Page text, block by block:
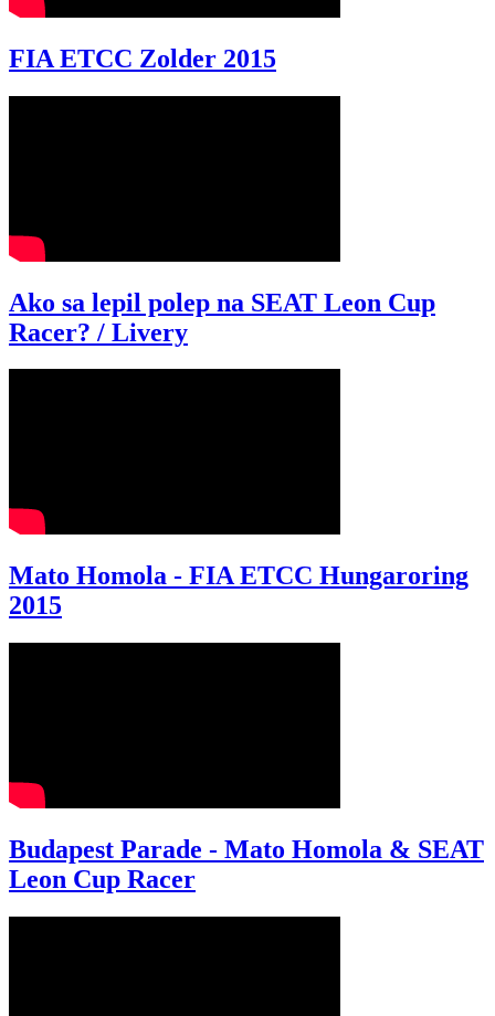
FIA ETCC Zolder 2015
Ako sa lepil polep na SEAT Leon Cup
Racer? / Livery
Mato Homola - FIA ETCC Hungaroring
2015
Budapest Parade - Mato Homola & SEAT
Leon Cup Racer